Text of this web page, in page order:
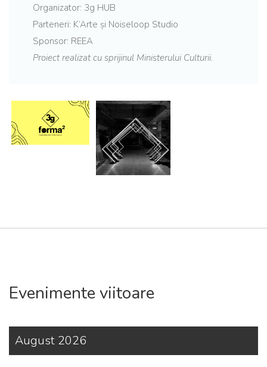
Organizator: 3g HUB
Parteneri: K’Arte și Noiseloop Studio
Sponsor: REEA
Proiect realizat cu sprijinul Ministerului Culturii.
Evenimente viitoare
August 2026